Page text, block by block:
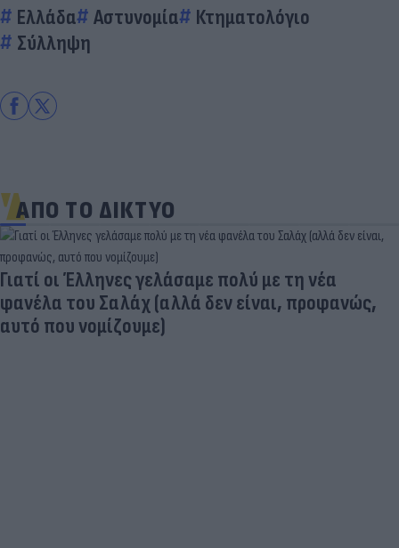
Ελλάδα Αστυνομία
Κτηματολόγιο
Σύλληψη
ΑΠΟ ΤΟ ΔΙΚΤΥΟ
Γιατί οι Έλληνες γελάσαμε πολύ με τη νέα
φανέλα του Σαλάχ (αλλά δεν είναι, προφανώς,
αυτό που νομίζουμε)